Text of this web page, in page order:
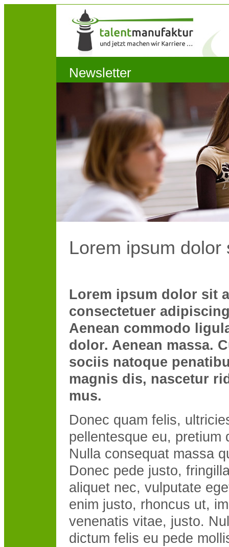
Newsletter
Lorem ipsum dolor
Lorem ipsum dolor sit
consectetuer
Aenean commodo
dolor. Aenean massa.
sociis natoque
magnis dis, nascetur
mus.
Donec quam felis,
pellentesque eu, pretium
Nulla consequat massa
Donec pede justo,
aliquet nec, vulputate
enim justo, rhoncus ut,
venenatis vitae, justo.
dictum felis eu pede